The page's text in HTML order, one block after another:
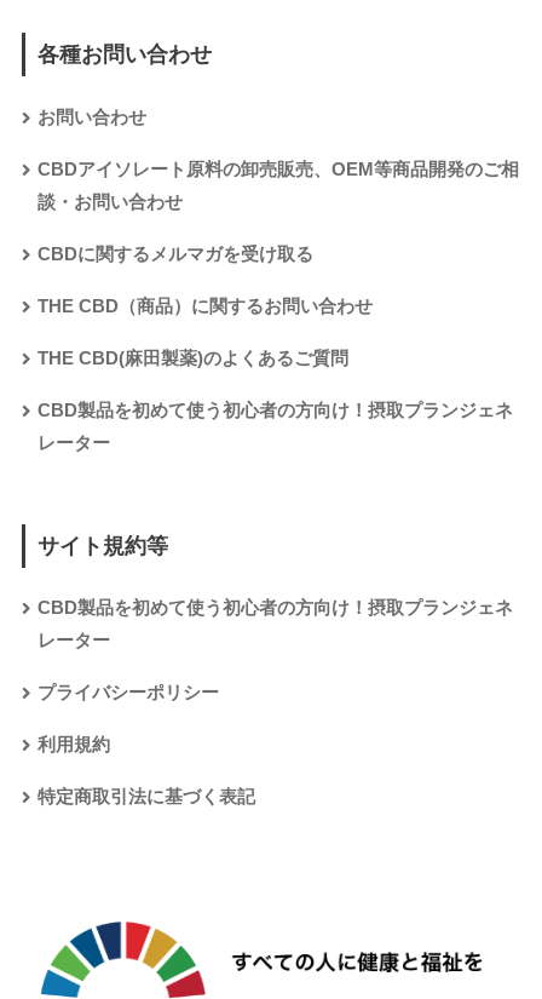
各種お問い合わせ
お問い合わせ
CBDアイソレート原料の卸売販売、OEM等商品開発のご相
談・お問い合わせ
CBDに関するメルマガを受け取る
THE CBD（商品）に関するお問い合わせ
THE CBD(麻田製薬)のよくあるご質問
CBD製品を初めて使う初心者の方向け！摂取プランジェネ
レーター
サイト規約等
CBD製品を初めて使う初心者の方向け！摂取プランジェネ
レーター
プライバシーポリシー
利用規約
特定商取引法に基づく表記